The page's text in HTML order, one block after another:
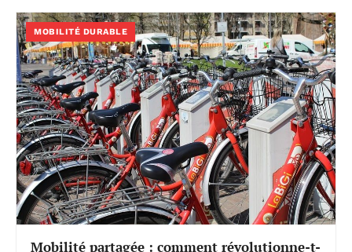
MOBILITÉ DURABLE
Mobilité partagée : comment révolutionne-t-